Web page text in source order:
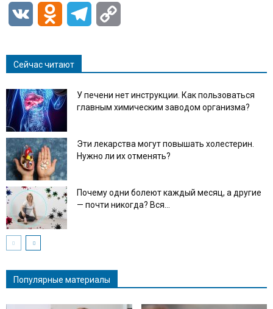
VK Odnoklassniki
Telegram
Сейчас читают
У печени нет инструкции. Как пользоваться
главным химическим заводом организма?
Эти лекарства могут повышать холестерин.
Нужно ли их отменять?
Почему одни болеют каждый месяц, а другие
— почти никогда? Вся...
Популярные материалы